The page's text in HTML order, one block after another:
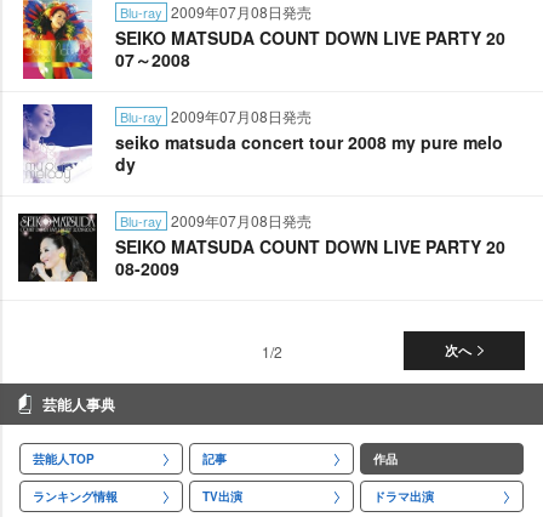
Blu-ray 2009年07月08日発売
SEIKO MATSUDA COUNT DOWN LIVE PARTY 20
07～2008
Blu-ray 2009年07月08日発売
seiko matsuda concert tour 2008 my pure melo
dy
Blu-ray 2009年07月08日発売
SEIKO MATSUDA COUNT DOWN LIVE PARTY 20
08-2009
次へ
1/2
芸能人事典
芸能人TOP 記事 作品
ランキング情報 TV出演 ドラマ出演